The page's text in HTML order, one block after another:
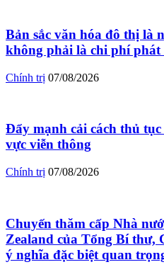
Bản sắc văn hóa đô thị là
không phải là chi phí phát
Chính trị 07/08/2026
Đẩy mạnh cải cách thủ
vực viễn thông
Chính trị 07/08/2026
Chuyến thăm cấp Nhà
Zealand của Tổng Bí thư,
ý nghĩa đặc biệt quan